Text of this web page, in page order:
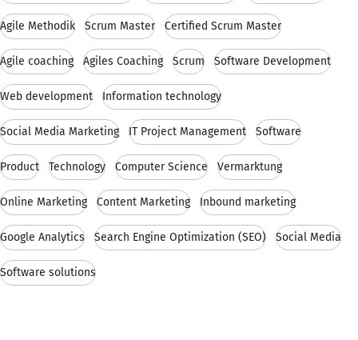
Agile Methodik Scrum Master Certified Scrum Master
Agile coaching Agiles Coaching Scrum Software Development
Web development Information technology
Social Media Marketing IT Project Management Software
Product Technology Computer Science Vermarktung
Online Marketing Content Marketing Inbound marketing
Google Analytics Search Engine Optimization (SEO) Social Media
Software solutions